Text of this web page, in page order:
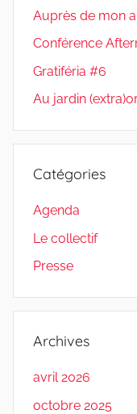
Auprès de mon
Conférence
Gratiféria #6
Au jardin
Catégories
Agenda
Le collectif
Presse
Archives
avril 2026
octobre 2025